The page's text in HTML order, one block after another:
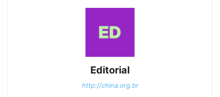
Editorial
http://china.org.br